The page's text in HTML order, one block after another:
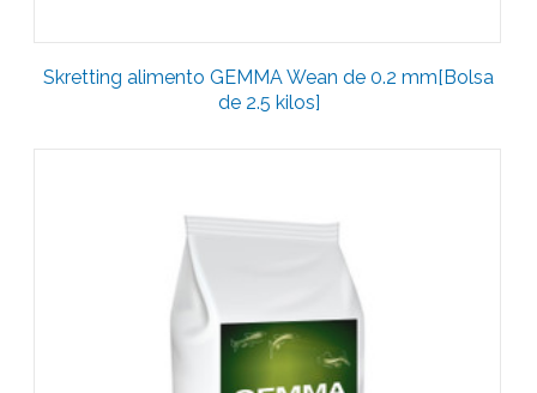
Skretting alimento GEMMA Wean de 0.2 mm[Bolsa
de 2.5 kilos]